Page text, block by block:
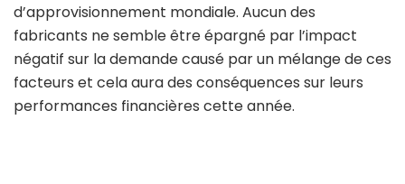
d’approvisionnement mondiale. Aucun des
fabricants ne semble être épargné par l’impact
négatif sur la demande causé par un mélange de ces
facteurs et cela aura des conséquences sur leurs
performances financières cette année.